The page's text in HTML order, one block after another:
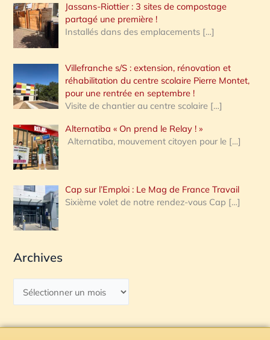
Jassans-Riottier : 3 sites de compostage
partagé une première !
Installés dans des emplacements […]
Villefranche s/S : extension, rénovation et
réhabilitation du centre scolaire Pierre Montet,
pour une rentrée en septembre !
Visite de chantier au centre scolaire […]
Alternatiba « On prend le Relay ! »
Alternatiba, mouvement citoyen pour le […]
Cap sur l’Emploi : Le Mag de France Travail
Sixième volet de notre rendez-vous Cap […]
Archives